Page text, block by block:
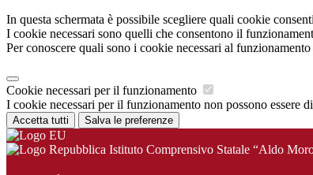
In questa schermata è possibile scegliere quali cookie
I cookie necessari sono quelli che consentono il
Per conoscere quali sono i cookie necessari al
Cookie necessari per il funzionamento
I cookie necessari per il funzionamento non possono essere
Accetta tutti Salva le preferenze
Istituto Comprensivo Statale “Aldo